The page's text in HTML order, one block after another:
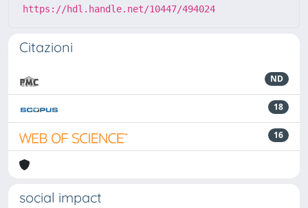
https://hdl.handle.net/10447/494024
Citazioni
ND
18
16
social impact